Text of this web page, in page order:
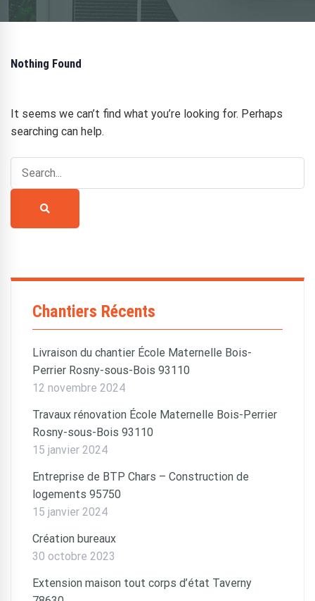
Nothing Found
It seems we can’t find what you’re looking for. Perhaps
searching can help.
Search
for:
Chantiers Récents
Livraison du chantier École Maternelle Bois-
Perrier Rosny-sous-Bois 93110
12 novembre 2024
Travaux rénovation École Maternelle Bois-Perrier
Rosny-sous-Bois 93110
15 janvier 2024
Entreprise de BTP Chars – Construction de
logements 95750
15 janvier 2024
Création bureaux
30 octobre 2023
Extension maison tout corps d’état Taverny